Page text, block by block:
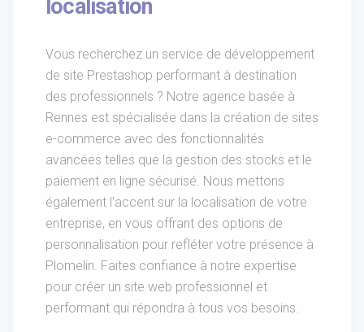
localisation
Vous recherchez un service de développement
de site Prestashop performant à destination
des professionnels ? Notre agence basée à
Rennes est spécialisée dans la création de sites
e-commerce avec des fonctionnalités
avancées telles que la gestion des stocks et le
paiement en ligne sécurisé. Nous mettons
également l'accent sur la localisation de votre
entreprise, en vous offrant des options de
personnalisation pour refléter votre présence à
Plomelin. Faites confiance à notre expertise
pour créer un site web professionnel et
performant qui répondra à tous vos besoins.